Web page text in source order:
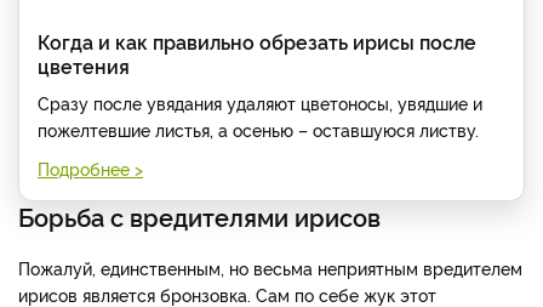
Когда и как правильно обрезать ирисы после
цветения
Сразу после увядания удаляют цветоносы, увядшие и
пожелтевшие листья, а осенью – оставшуюся листву.
Подробнее >
Борьба с вредителями ирисов
Пожалуй, единственным, но весьма неприятным вредителем
ирисов является бронзовка. Сам по себе жук этот